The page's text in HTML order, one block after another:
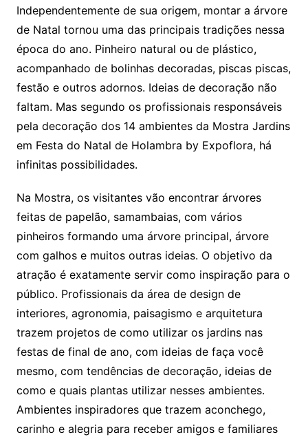
Independentemente de sua origem, montar a árvore
de Natal tornou uma das principais tradições nessa
época do ano. Pinheiro natural ou de plástico,
acompanhado de bolinhas decoradas, piscas piscas,
festão e outros adornos. Ideias de decoração não
faltam. Mas segundo os profissionais responsáveis
pela decoração dos 14 ambientes da Mostra Jardins
em Festa do Natal de Holambra by Expoflora, há
infinitas possibilidades.
Na Mostra, os visitantes vão encontrar árvores
feitas de papelão, samambaias, com vários
pinheiros formando uma árvore principal, árvore
com galhos e muitos outras ideias. O objetivo da
atração é exatamente servir como inspiração para o
público. Profissionais da área de design de
interiores, agronomia, paisagismo e arquitetura
trazem projetos de como utilizar os jardins nas
festas de final de ano, com ideias de faça você
mesmo, com tendências de decoração, ideias de
como e quais plantas utilizar nesses ambientes.
Ambientes inspiradores que trazem aconchego,
carinho e alegria para receber amigos e familiares